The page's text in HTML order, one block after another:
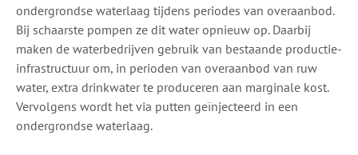
ondergrondse waterlaag tijdens periodes van overaanbod.
Bij schaarste pompen ze dit water opnieuw op. Daarbij
maken de waterbedrijven gebruik van bestaande productie-
infrastructuur om, in perioden van overaanbod van ruw
water, extra drinkwater te produceren aan marginale kost.
Vervolgens wordt het via putten geïnjecteerd in een
ondergrondse waterlaag.